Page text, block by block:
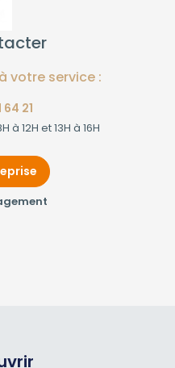
votre service :
21
12H et 13H à 16H